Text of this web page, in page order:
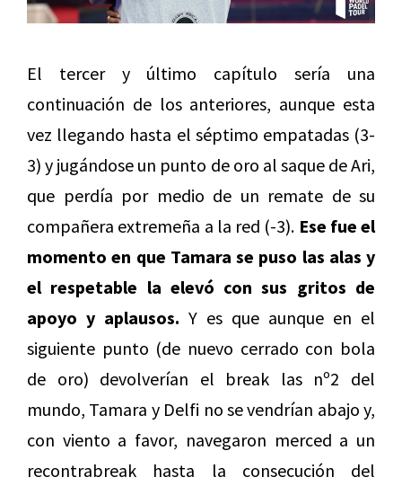
El tercer y último capítulo sería una
continuación de los anteriores, aunque esta
vez llegando hasta el séptimo empatadas (3-
3) y jugándose un punto de oro al saque de Ari,
que perdía por medio de un remate de su
compañera extremeña a la red (-3). Ese fue el
momento en que Tamara se puso las alas y
el respetable la elevó con sus gritos de
apoyo y aplausos. Y es que aunque en el
siguiente punto (de nuevo cerrado con bola
de oro) devolverían el break las nº2 del
mundo, Tamara y Delfi no se vendrían abajo y,
con viento a favor, navegaron merced a un
recontrabreak hasta la consecución del